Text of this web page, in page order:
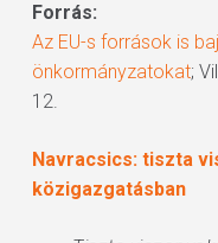
Forrás:
Az EU-s források is
önkormányzatokat;
12.
Navracsics: tiszta
közigazgatásban